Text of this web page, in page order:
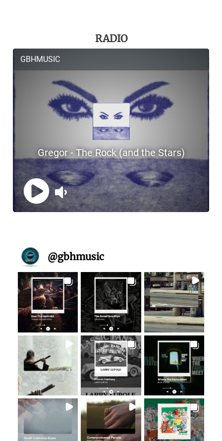
RADIO
@gbhmusic